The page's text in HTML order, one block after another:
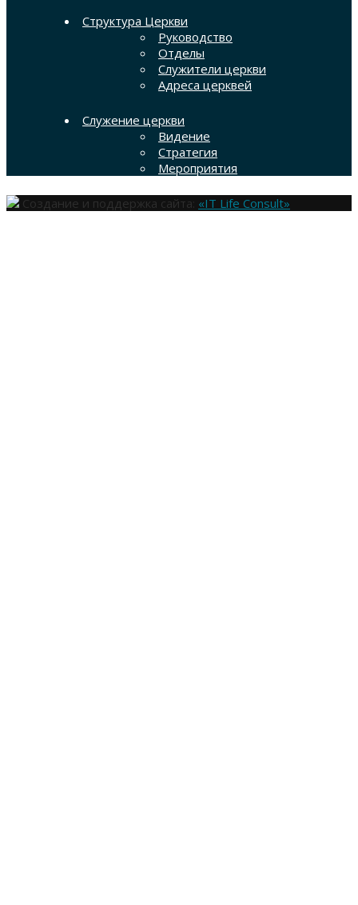
Структура Церкви
Руководство
Отделы
Служители церкви
Адреса церквей
Служение церкви
Видение
Стратегия
Мероприятия
Создание и поддержка сайта: «IT Life Consult»